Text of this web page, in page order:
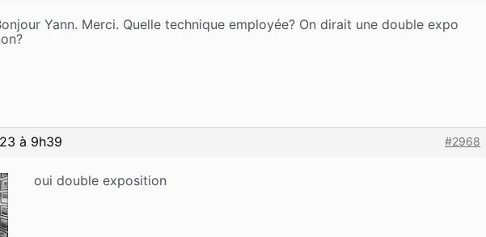
Yann. Merci. Quelle technique employée? On dirait une double expo
à 9h39 #2968
oui double exposition